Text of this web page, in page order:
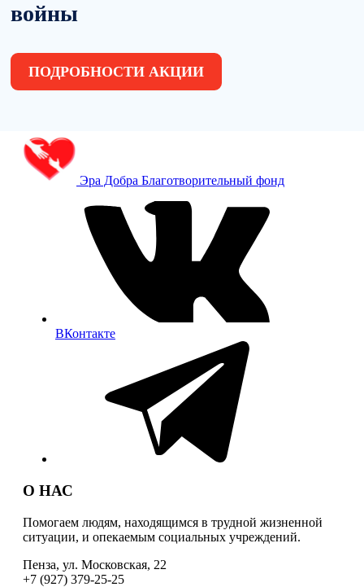
войны
ПОДРОБНОСТИ АКЦИИ
Эра Добра Благотворительный фонд
ВКонтакте
О НАС
Помогаем людям, находящимся в трудной жизненной
ситуации, и опекаемым социальных учреждений.
Пенза, ул. Московская, 22
+7 (927) 379-25-25